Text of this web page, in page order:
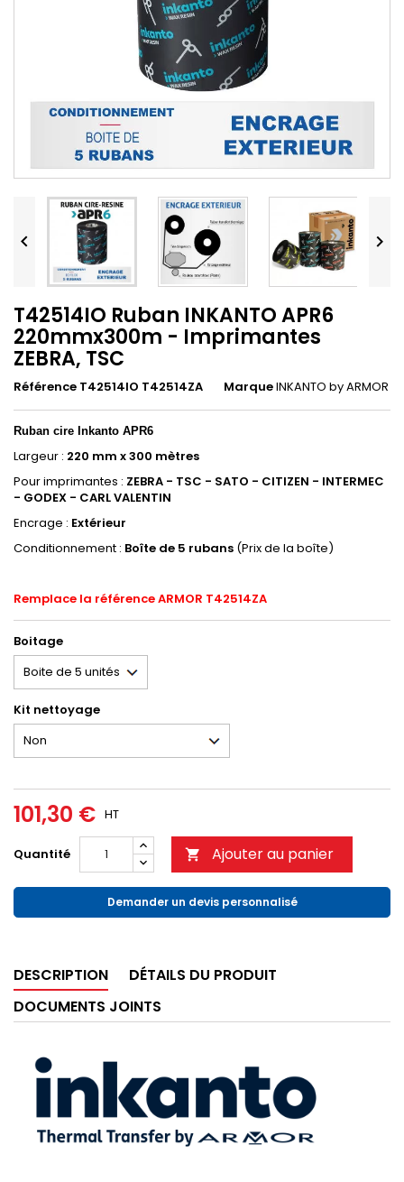
 
T42514IO Ruban INKANTO APR6
220mmx300m - Imprimantes
ZEBRA, TSC
Référence T42514IO T42514ZA MarqueINKANTO by ARMOR
Ruban cire Inkanto APR6
Largeur : 220 mm x 300 mètres
Pour imprimantes : ZEBRA - TSC - SATO - CITIZEN - INTERMEC
- GODEX - CARL VALENTIN
Encrage : Extérieur
Conditionnement : Boîte de 5 rubans (Prix de la boîte)
Remplace la référence ARMOR T42514ZA
Boitage
Kit nettoyage
101,30 € HT
Quantité  Ajouter au panier
Demander un devis personnalisé
DESCRIPTION
DÉTAILS DU PRODUIT
DOCUMENTS JOINTS